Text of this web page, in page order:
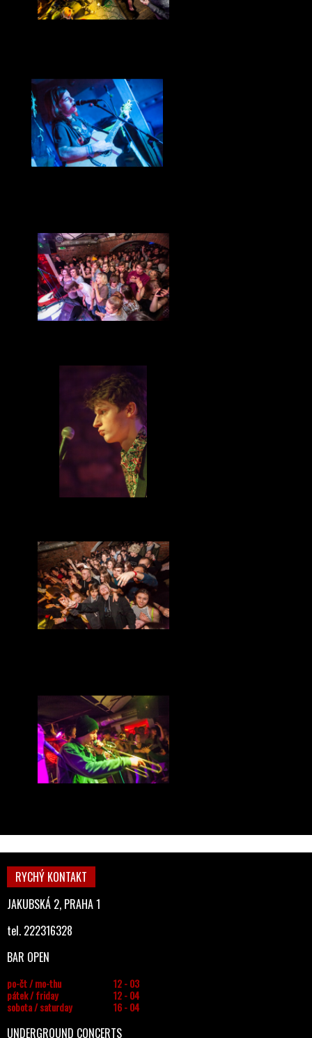
RYCHÝ KONTAKT
JAKUBSKÁ 2, PRAHA 1
tel. 222316328
BAR OPEN
po-čt / mo-thu
12 - 03
pátek / friday
12 - 04
sobota / saturday
16 - 04
UNDERGROUND CONCERTS